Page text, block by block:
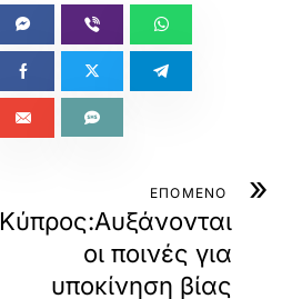
»
ΕΠΟΜΕΝΟ
Κύπρος:Αυξάνονται
οι ποινές για
υποκίνηση βίας